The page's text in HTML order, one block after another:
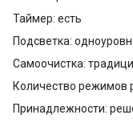
Таймер: есть
Подсветка:
Самоочистка:
Количество режимов
Принадлежности: